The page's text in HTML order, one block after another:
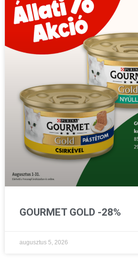
GOURMET GOLD -28%
augusztus 5, 2026